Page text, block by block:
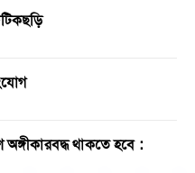
অঙ্গীকারবদ্ধ থাকতে হবে :